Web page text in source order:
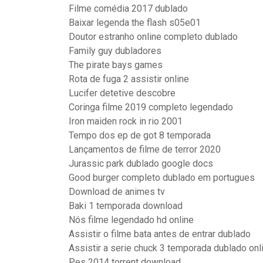
Filme comédia 2017 dublado
Baixar legenda the flash s05e01
Doutor estranho online completo dublado
Family guy dubladores
The pirate bays games
Rota de fuga 2 assistir online
Lucifer detetive descobre
Coringa filme 2019 completo legendado
Iron maiden rock in rio 2001
Tempo dos ep de got 8 temporada
Lançamentos de filme de terror 2020
Jurassic park dublado google docs
Good burger completo dublado em portugues
Download de animes tv
Baki 1 temporada download
Nós filme legendado hd online
Assistir o filme bata antes de entrar dublado
Assistir a serie chuck 3 temporada dublado